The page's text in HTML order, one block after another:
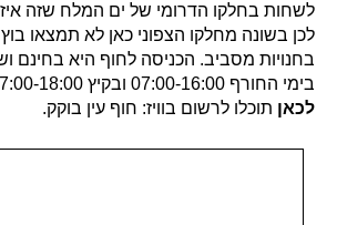
לשחות בחלקו הדרומי של ים המלח שזה
לכן בשונה מחלקו הצפוני כאן לא תמצאו
בחנויות מסביב. הכניסה לחוף היא בחינם
בימי החורף 07:00-16:00 ובקיץ 07:00-18:00.
לכאן תוכלו לרשום בוויז: חוף עין בוקק.